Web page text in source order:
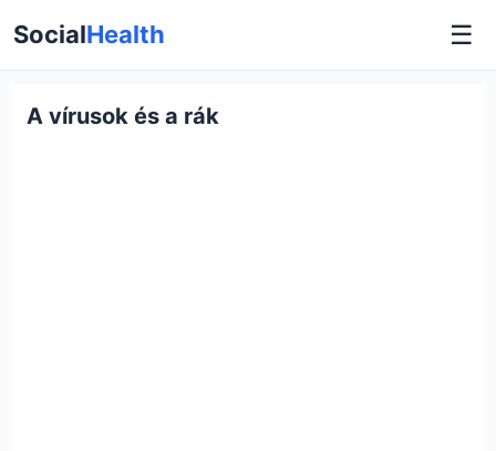
SocialHealth ☰
A vírusok és a rák